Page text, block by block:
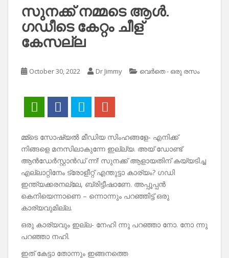
സുനക്ക് നമ്മടെ ആൾ.
ഗഡീടെ കേറ്റം ചീള്
കേസല്ല
October 30, 2022 Dr Jimmy വെർതെ - ഒരു രസം
മ്മ്‌ടെ സോഷ്യൽ മീഡിയ സിംഹങ്ങളേ- എനിക്ക്
നിങ്ങളെ മനസിലാകുന്നേ ഇല്ല്യ. അയ് ഡോണ്ട്
ആൻഡേർസ്റ്റാൻഡ് ന്ന്! സുനക്ക് ആളായതിന് കയ്യടിച്ച
എല്ലാറ്റിനേം ട്രോളീറ്റ് എന്തുട്ടാ കാര്യം? ഗഡി
ഇന്ത്യക്കരനല്ലേ, ബ്രിട്ടീഷാണേ. അപ്പൂപ്പൻ
കെനിയെന്നാണെ – ന്നൊന്നും പറഞ്ഞിട്ട് ഒരു
കാര്യവുമില്ല.
ഒരു കാര്യവും ഇല്ല- നേഹി ന്നു പറഞ്ഞാ നോ. നോ ന്നു
പറഞ്ഞാ നഹി.
ഇത് കേട്ടാ തോന്നും ഇങ്ങനത്തെ